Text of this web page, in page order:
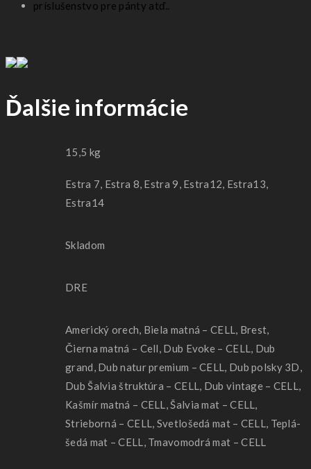
príslušenstvo pre pánty atď..
Ďalšie informácie
15,5 kg
Estra 7, Estra 8, Estra 9, Estra12, Estra13,
Estra14
Skladom
DRE
Americký orech, Biela matná – CELL, Brest,
Čierna matná – Cell, Dub Evoke – CELL, Dub
grand, Dub natur premium – CELL, Dub polsky 3D,
Dub Šalvia štruktúra – CELL, Dub vintage – CELL,
Kašmír matná – CELL, Šalvia mat – CELL,
Strieborná – CELL, Svetlošedá mat – CELL, Teplá-
šedá mat – CELL, Tmavomodrá mat – CELL